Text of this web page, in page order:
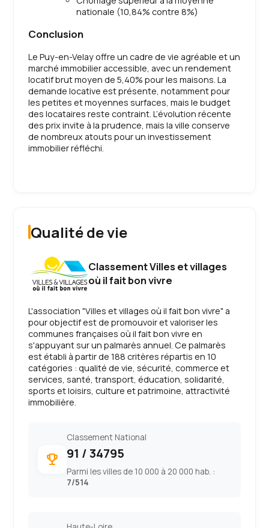
nationale (10,84% contre 8%)
Conclusion
Le Puy-en-Velay offre un cadre de vie agréable et un
marché immobilier accessible, avec un rendement
locatif brut moyen de 5,40% pour les maisons. La
demande locative est présente, notamment pour
les petites et moyennes surfaces, mais le budget
des locataires reste contraint. L’évolution récente
des prix invite à la prudence, mais la ville conserve
de nombreux atouts pour un investissement
immobilier réfléchi.
Qualité de vie
Classement Villes et villages
où il fait bon vivre
L'association "Villes et villages où il fait bon vivre" a
pour objectif est de promouvoir et valoriser les
communes françaises où il fait bon vivre en
s'appuyant sur un palmarès annuel. Ce palmarès
est établi à partir de 188 critères répartis en 10
catégories : qualité de vie, sécurité, commerce et
services, santé, transport, éducation, solidarité,
sports et loisirs, culture et patrimoine, attractivité
immobilière.
emoji_events
Classement National
91 / 34795
Parmi les villes de 10 000 à 20 000 hab. :
7/514